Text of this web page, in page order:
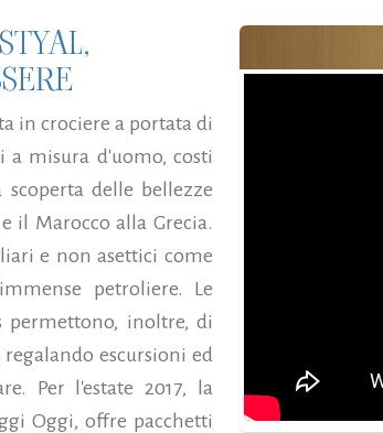
in crociere a portata di
misura d'uomo, costi
delle bellezze
il Marocco alla Grecia.
e non asettici come
petroliere. Le
permettono, inoltre, di
escursioni ed
Per l'estate 2017, la
Oggi, offre pacchetti